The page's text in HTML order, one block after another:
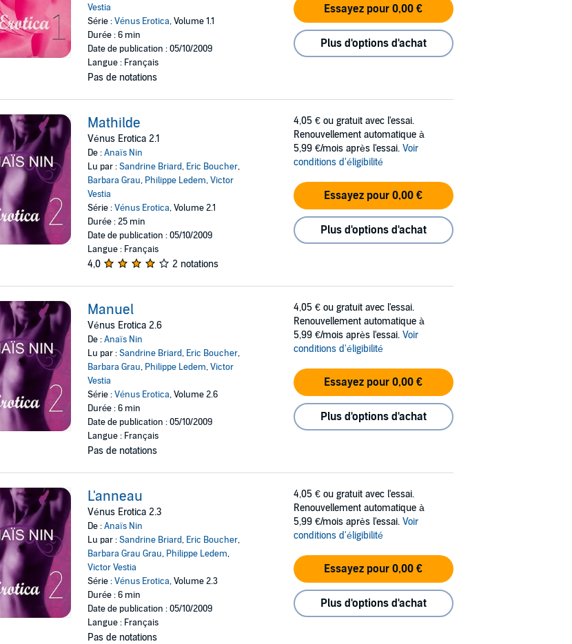
Vestia
Série :Vénus Erotica, Volume 1.1
Durée : 6 min
Date de publication : 05/10/2009
Langue : Français
Pas de notations
Essayez pour 0,00 €
Plus d'options d'achat
Mathilde
Vénus Erotica 2.1
De :Anaïs Nin
Lu par :Sandrine Briard, Eric Boucher,
Barbara Grau, Philippe Ledem,Victor
Vestia
Série :Vénus Erotica, Volume 2.1
Durée : 25 min
Date de publication : 05/10/2009
Langue : Français
4,0 2 notations
4,05 € ou gratuit avec l'essai.
Renouvellement automatique à
5,99 €/mois après l'essai. Voir
conditions d'éligibilité
Essayez pour 0,00 €
Plus d'options d'achat
Manuel
Vénus Erotica 2.6
De :Anaïs Nin
Lu par :Sandrine Briard, Eric Boucher,
Barbara Grau, Philippe Ledem,Victor
Vestia
Série :Vénus Erotica, Volume 2.6
Durée : 6 min
Date de publication : 05/10/2009
Langue : Français
Pas de notations
4,05 € ou gratuit avec l'essai.
Renouvellement automatique à
5,99 €/mois après l'essai. Voir
conditions d'éligibilité
Essayez pour 0,00 €
Plus d'options d'achat
L'anneau
Vénus Erotica 2.3
De :Anaïs Nin
Lu par :Sandrine Briard, Eric Boucher,
Barbara Grau Grau, Philippe Ledem,
Victor Vestia
Série :Vénus Erotica, Volume 2.3
Durée : 6 min
Date de publication : 05/10/2009
Langue : Français
Pas de notations
4,05 € ou gratuit avec l'essai.
Renouvellement automatique à
5,99 €/mois après l'essai. Voir
conditions d'éligibilité
Essayez pour 0,00 €
Plus d'options d'achat